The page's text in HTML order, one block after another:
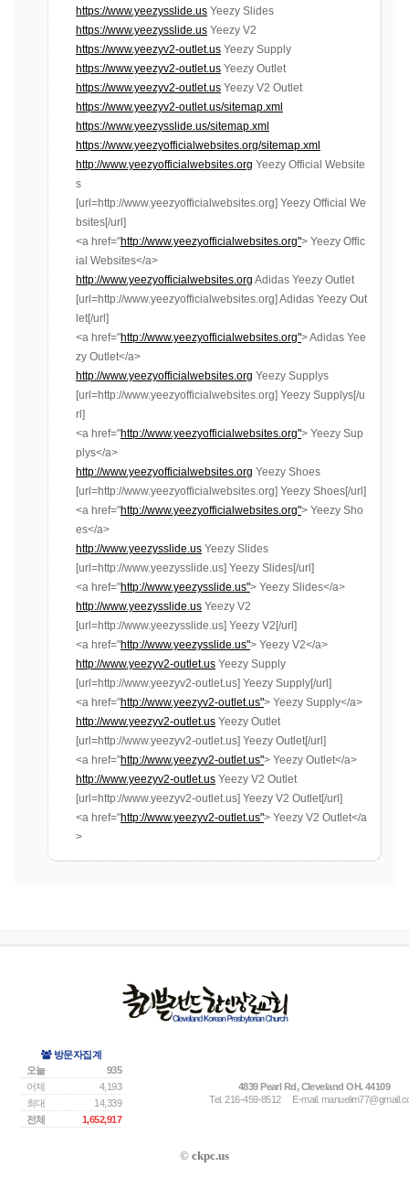
https://www.yeezysslide.us Yeezy Slides
https://www.yeezysslide.us Yeezy V2
https://www.yeezyv2-outlet.us Yeezy Supply
https://www.yeezyv2-outlet.us Yeezy Outlet
https://www.yeezyv2-outlet.us Yeezy V2 Outlet
https://www.yeezyv2-outlet.us/sitemap.xml
https://www.yeezysslide.us/sitemap.xml
https://www.yeezyofficialwebsites.org/sitemap.xml
http://www.yeezyofficialwebsites.org Yeezy Official Website
s
[url=http://www.yeezyofficialwebsites.org] Yeezy Official We
bsites[/url]
<a href="http://www.yeezyofficialwebsites.org"> Yeezy Offic
ial Websites</a>
http://www.yeezyofficialwebsites.org Adidas Yeezy Outlet
[url=http://www.yeezyofficialwebsites.org] Adidas Yeezy Out
let[/url]
<a href="http://www.yeezyofficialwebsites.org"> Adidas Yee
zy Outlet</a>
http://www.yeezyofficialwebsites.org Yeezy Supplys
[url=http://www.yeezyofficialwebsites.org] Yeezy Supplys[/u
rl]
<a href="http://www.yeezyofficialwebsites.org"> Yeezy Sup
plys</a>
http://www.yeezyofficialwebsites.org Yeezy Shoes
[url=http://www.yeezyofficialwebsites.org] Yeezy Shoes[/url]
<a href="http://www.yeezyofficialwebsites.org"> Yeezy Sho
es</a>
http://www.yeezysslide.us Yeezy Slides
[url=http://www.yeezysslide.us] Yeezy Slides[/url]
<a href="http://www.yeezysslide.us"> Yeezy Slides</a>
http://www.yeezysslide.us Yeezy V2
[url=http://www.yeezysslide.us] Yeezy V2[/url]
<a href="http://www.yeezysslide.us"> Yeezy V2</a>
http://www.yeezyv2-outlet.us Yeezy Supply
[url=http://www.yeezyv2-outlet.us] Yeezy Supply[/url]
<a href="http://www.yeezyv2-outlet.us"> Yeezy Supply</a>
http://www.yeezyv2-outlet.us Yeezy Outlet
[url=http://www.yeezyv2-outlet.us] Yeezy Outlet[/url]
<a href="http://www.yeezyv2-outlet.us"> Yeezy Outlet</a>
http://www.yeezyv2-outlet.us Yeezy V2 Outlet
[url=http://www.yeezyv2-outlet.us] Yeezy V2 Outlet[/url]
<a href="http://www.yeezyv2-outlet.us"> Yeezy V2 Outlet</a
>
방문자집계
오늘
935
어제
4,193
최대
14,339
전체
1,652,917
4839 Pearl Rd, Cleveland OH. 44109
Tel. 216-459-8512
E-mail.
© ckpc.us